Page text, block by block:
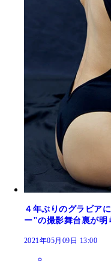
４年ぶりのグラビア
ー"の撮影舞台裏が明
2021年05月09日 13:00